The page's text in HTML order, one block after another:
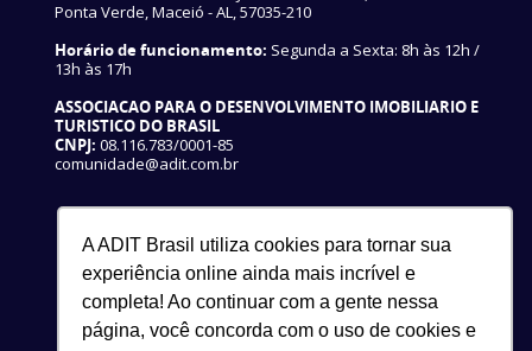
A ADIT Brasil utiliza cookies para tornar sua
experiência online ainda mais incrível e
completa! Ao continuar com a gente nessa
página, você concorda com o uso de cookies e
Ponta Verde, Maceió - AL, 57035-210
Horário de funcionamento: Segunda a Sexta: 8h às 12h /
13h às 17h
ASSOCIACAO PARA O DESENVOLVIMENTO IMOBILIARIO E
TURISTICO DO BRASIL
CNPJ: 08.116.783/0001-85
comunidade@adit.com.br